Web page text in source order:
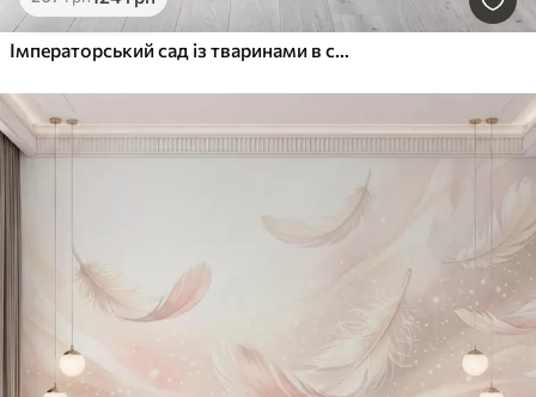
Імператорський сад із тваринами в східному стилі — мавпа, леопард, тигр, павич і чапля